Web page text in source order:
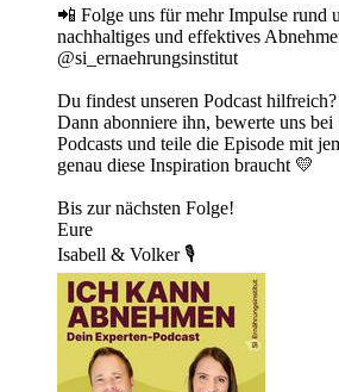
📲 Folge uns für mehr Impulse rund
nachhaltiges und effektives
@si_ernaehrungsinstitut
Du findest unseren Podcast hilfreich?
Dann abonniere ihn, bewerte uns
Podcasts und teile die Episode mit
genau diese Inspiration braucht 💛
Bis zur nächsten Folge!
Eure
Isabell & Volker 🎙